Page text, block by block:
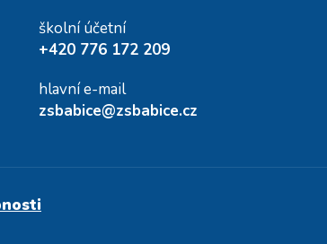
školní účetní
+420 776 172 209
hlavní e-mail
zsbabice@zsbabice.cz